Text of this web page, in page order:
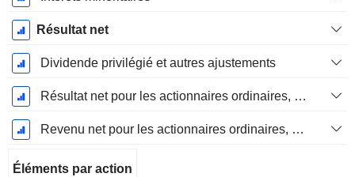
Résultat net
Dividende privilégié et autres ajustements
Résultat net pour les actionnaires ordinaires, éléments exceptionnels inclus.
Revenu net pour les actionnaires ordinaires, hors éléments exceptionnelsRésultat net pour les actionnaires ordinaires, éléments exceptionnels exclus.
Éléments par action